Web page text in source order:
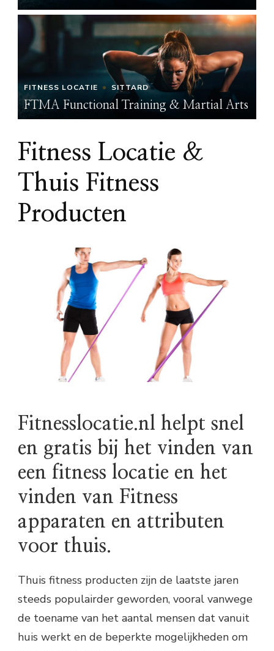
FITNESS LOCATIE SITTARD
FTMA Functional Training & Martial Arts
Fitness Locatie &
Thuis Fitness
Producten
Fitnesslocatie.nl helpt snel
en gratis bij het vinden van
een fitness locatie en het
vinden van Fitness
apparaten en attributen
voor thuis.
Thuis fitness producten zijn de laatste jaren
steeds populairder geworden, vooral vanwege
de toename van het aantal mensen dat vanuit
huis werkt en de beperkte mogelijkheden om